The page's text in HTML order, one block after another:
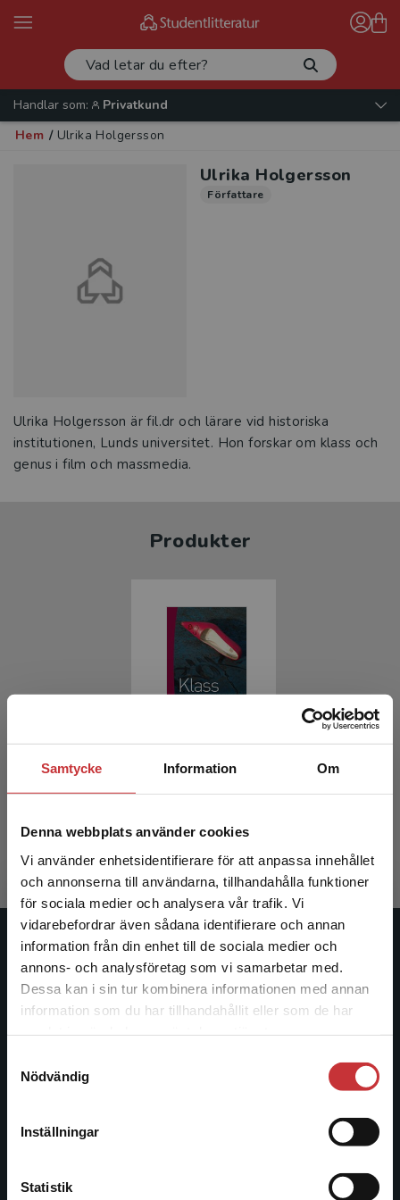
Samtycke Information Om
Denna webbplats använder cookies
Vi använder enhetsidentifierare för att anpassa innehållet
och annonserna till användarna, tillhandahålla funktioner
för sociala medier och analysera vår trafik. Vi
vidarebefordrar även sådana identifierare och annan
information från din enhet till de sociala medier och
annons- och analysföretag som vi samarbetar med.
Dessa kan i sin tur kombinera informationen med annan
information som du har tillhandahållit eller som de har
Nödvändig
Inställningar
Statistik
Begränsad fraktregion
Det verkar som att du besöker
studentlitteratur.se via en enhet utanför Sverige.
Vi erbjuder inte leveranser utanför Sverige. För
att kunna slutföra ett köp måste
Handlar som:
Privatkund
Hem / Ulrika Holgersson
Ulrika Holgersson
Författare
Ulrika Holgersson är fil.dr och lärare vid historiska
institutionen, Lunds universitet. Hon forskar om klass och
genus i film och massmedia.
Produkter
322 krinkl. moms
Studentlitteratur
Studentlitteratur grundades 1963 och är idag Sveriges
ledande utbildningsförlag. Med läromedel, kurslitteratur,
facklitteratur, utbildningar och digitala
informationstjänster i utbudet, finns Studentlitteratur med
längs hela kunskapsresan.
Kontakta oss